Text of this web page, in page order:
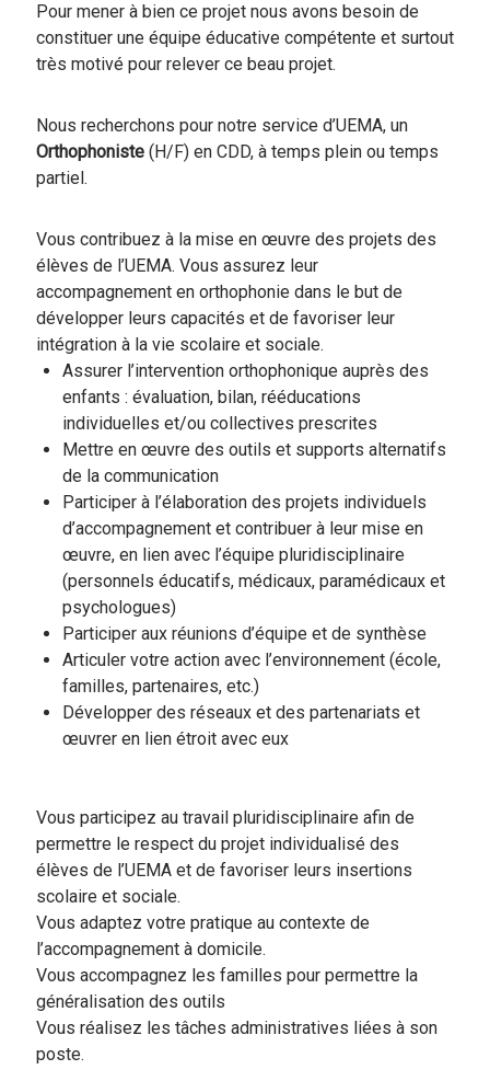
Pour mener à bien ce projet nous avons besoin de
constituer une équipe éducative compétente et surtout
très motivé pour relever ce beau projet.
Nous recherchons pour notre service d’UEMA, un
Orthophoniste (H/F) en CDD, à temps plein ou temps
partiel.
Vous contribuez à la mise en œuvre des projets des
élèves de l’UEMA. Vous assurez leur
accompagnement en orthophonie dans le but de
développer leurs capacités et de favoriser leur
intégration à la vie scolaire et sociale.
Assurer l’intervention orthophonique auprès des
enfants : évaluation, bilan, rééducations
individuelles et/ou collectives prescrites
Mettre en œuvre des outils et supports alternatifs
de la communication
Participer à l’élaboration des projets individuels
d’accompagnement et contribuer à leur mise en
œuvre, en lien avec l’équipe pluridisciplinaire
(personnels éducatifs, médicaux, paramédicaux et
psychologues)
Participer aux réunions d’équipe et de synthèse
Articuler votre action avec l’environnement (école,
familles, partenaires, etc.)
Développer des réseaux et des partenariats et
œuvrer en lien étroit avec eux
Vous participez au travail pluridisciplinaire afin de
permettre le respect du projet individualisé des
élèves de l’UEMA et de favoriser leurs insertions
scolaire et sociale.
Vous adaptez votre pratique au contexte de
l’accompagnement à domicile.
Vous accompagnez les familles pour permettre la
généralisation des outils
Vous réalisez les tâches administratives liées à son
poste.